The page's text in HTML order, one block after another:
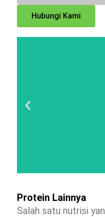
Hubungi Kami
Protein Lainnya
Salah satu nutrisi